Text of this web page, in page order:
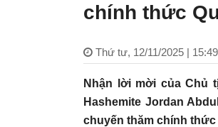
chính thức
Thứ tư, 12/11/2025 |
Nhận lời mời của Chủ
Hashemite Jordan
chuyến thăm chính thức